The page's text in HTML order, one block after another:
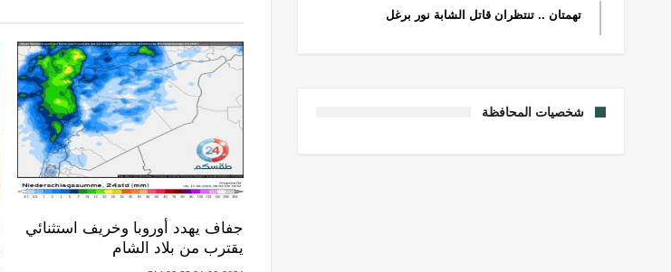
جفاف يهدد أوروبا وخريف استثنائي
يقترب من بلاد الشام
تهمتان .. تنتظران قاتل الشابة نور برغل
شخصيات المحافظة